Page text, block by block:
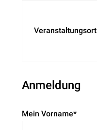
Veranstaltungsort
Anmeldung
Mein Vorname*